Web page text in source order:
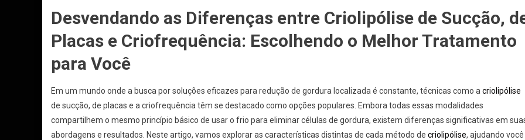
Desvendando as Diferenças entre Criolipólise de Sucção,
Placas e Criofrequência: Escolhendo o Melhor Tratamento
para Você
Em um mundo onde a busca por soluções eficazes para redução de gordura localizada é constante, técnicas como a criolipólise
de sucção, de placas e a criofrequência têm se destacado como opções populares. Embora todas essas modalidades
compartilhem o mesmo princípio básico de usar o frio para eliminar células de gordura, existem diferenças significativas em
abordagens e resultados. Neste artigo, vamos explorar as características distintas de cada método de criolipólise, ajudando você